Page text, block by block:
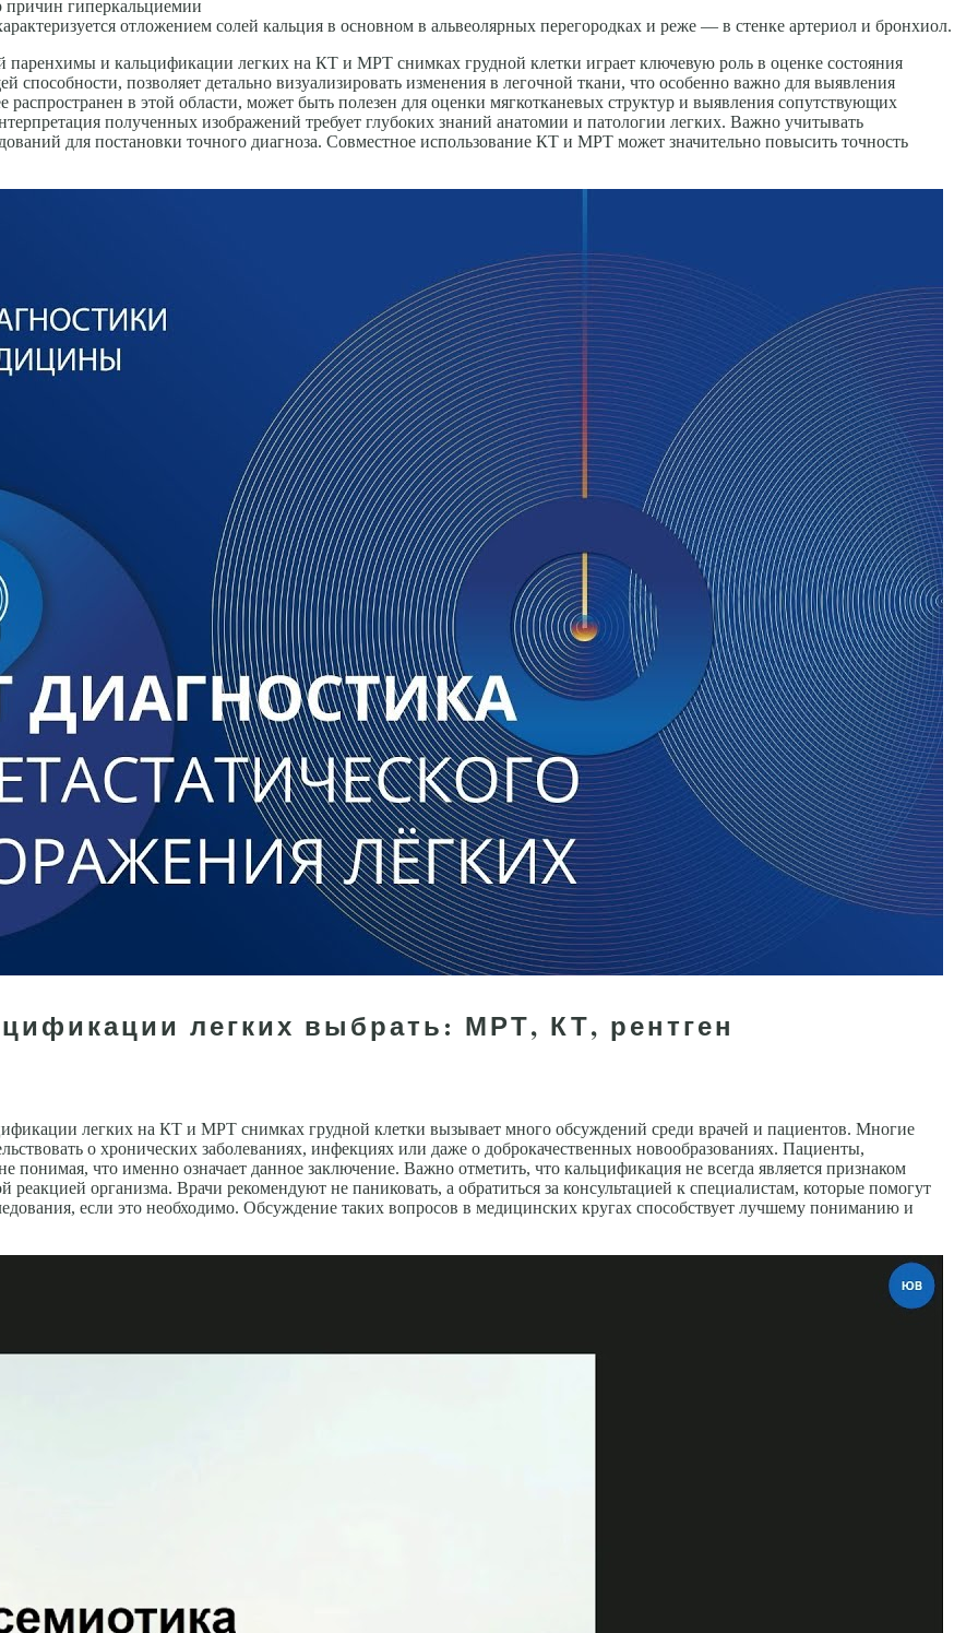
гиперкальциемии
отложением солей кальция в основном в альвеолярных перегородках и реже — в стенке артериол и бронхиол.
паренхимы и кальцификации легких на КТ и МРТ снимках грудной клетки играет ключевую роль в оценке состояния
позволяет детально визуализировать изменения в легочной ткани, что особенно важно для выявления
в этой области, может быть полезен для оценки мягкотканевых структур и выявления сопутствующих
полученных изображений требует глубоких знаний анатомии и патологии легких. Важно учитывать
для постановки точного диагноза. Совместное использование КТ и МРТ может значительно повысить точность
легких выбрать: МРТ, КТ, рентген
легких на КТ и МРТ снимках грудной клетки вызывает много обсуждений среди врачей и пациентов. Многие
о хронических заболеваниях, инфекциях или даже о доброкачественных новообразованиях. Пациенты,
понимая, что именно означает данное заключение. Важно отметить, что кальцификация не всегда является признаком
организма. Врачи рекомендуют не паниковать, а обратиться за консультацией к специалистам, которые помогут
если это необходимо. Обсуждение таких вопросов в медицинских кругах способствует лучшему пониманию и